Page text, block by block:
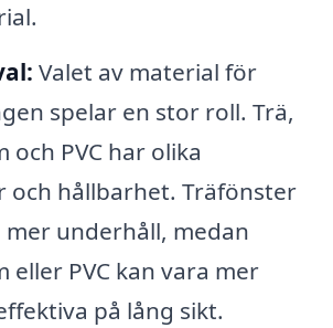
Valet av material för
spelar en stor roll. Trä,
och PVC har olika
och hållbarhet. Träfönster
mer underhåll, medan
eller PVC kan vara mer
på lång sikt.